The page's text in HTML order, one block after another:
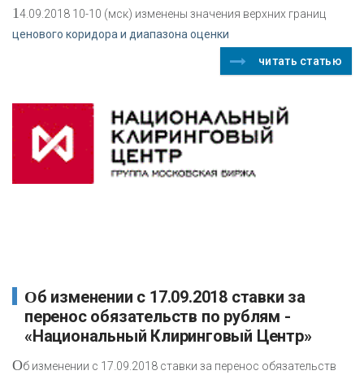
14.09.2018 10-10 (мск) изменены значения верхних границ
ценового коридора и диапазона оценки
читать статью
Об изменении с 17.09.2018 ставки за
перенос обязательств по рублям -
«Национальный Клиринговый Центр»
Об изменении с 17.09.2018 ставки за перенос обязательств